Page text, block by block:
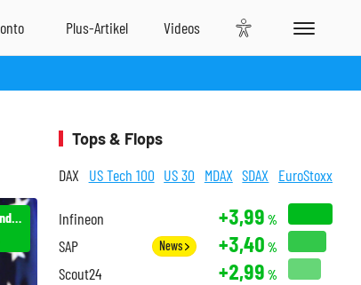
Infront USA 30 Industrial
Tops & Flops
DAX US Tech 100 US 30 MDAX SDAX EuroStoxx
Infineon +3,99 %
SAP News +3,40 %
Scout24 +2,99 %